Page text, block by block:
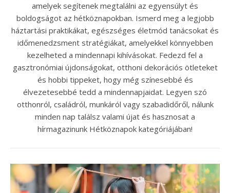
amelyek segítenek megtalálni az egyensúlyt és
boldogságot az hétköznapokban. Ismerd meg a legjobb
háztartási praktikákat, egészséges életmód tanácsokat és
időmenedzsment stratégiákat, amelyekkel könnyebben
kezelheted a mindennapi kihívásokat. Fedezd fel a
gasztronómiai újdonságokat, otthoni dekorációs ötleteket
és hobbi tippeket, hogy még színesebbé és
élvezetesebbé tedd a mindennapjaidat. Legyen szó
otthonról, családról, munkáról vagy szabadidőről, nálunk
minden nap találsz valami újat és hasznosat a
hírmagazinunk Hétköznapok kategóriájában!